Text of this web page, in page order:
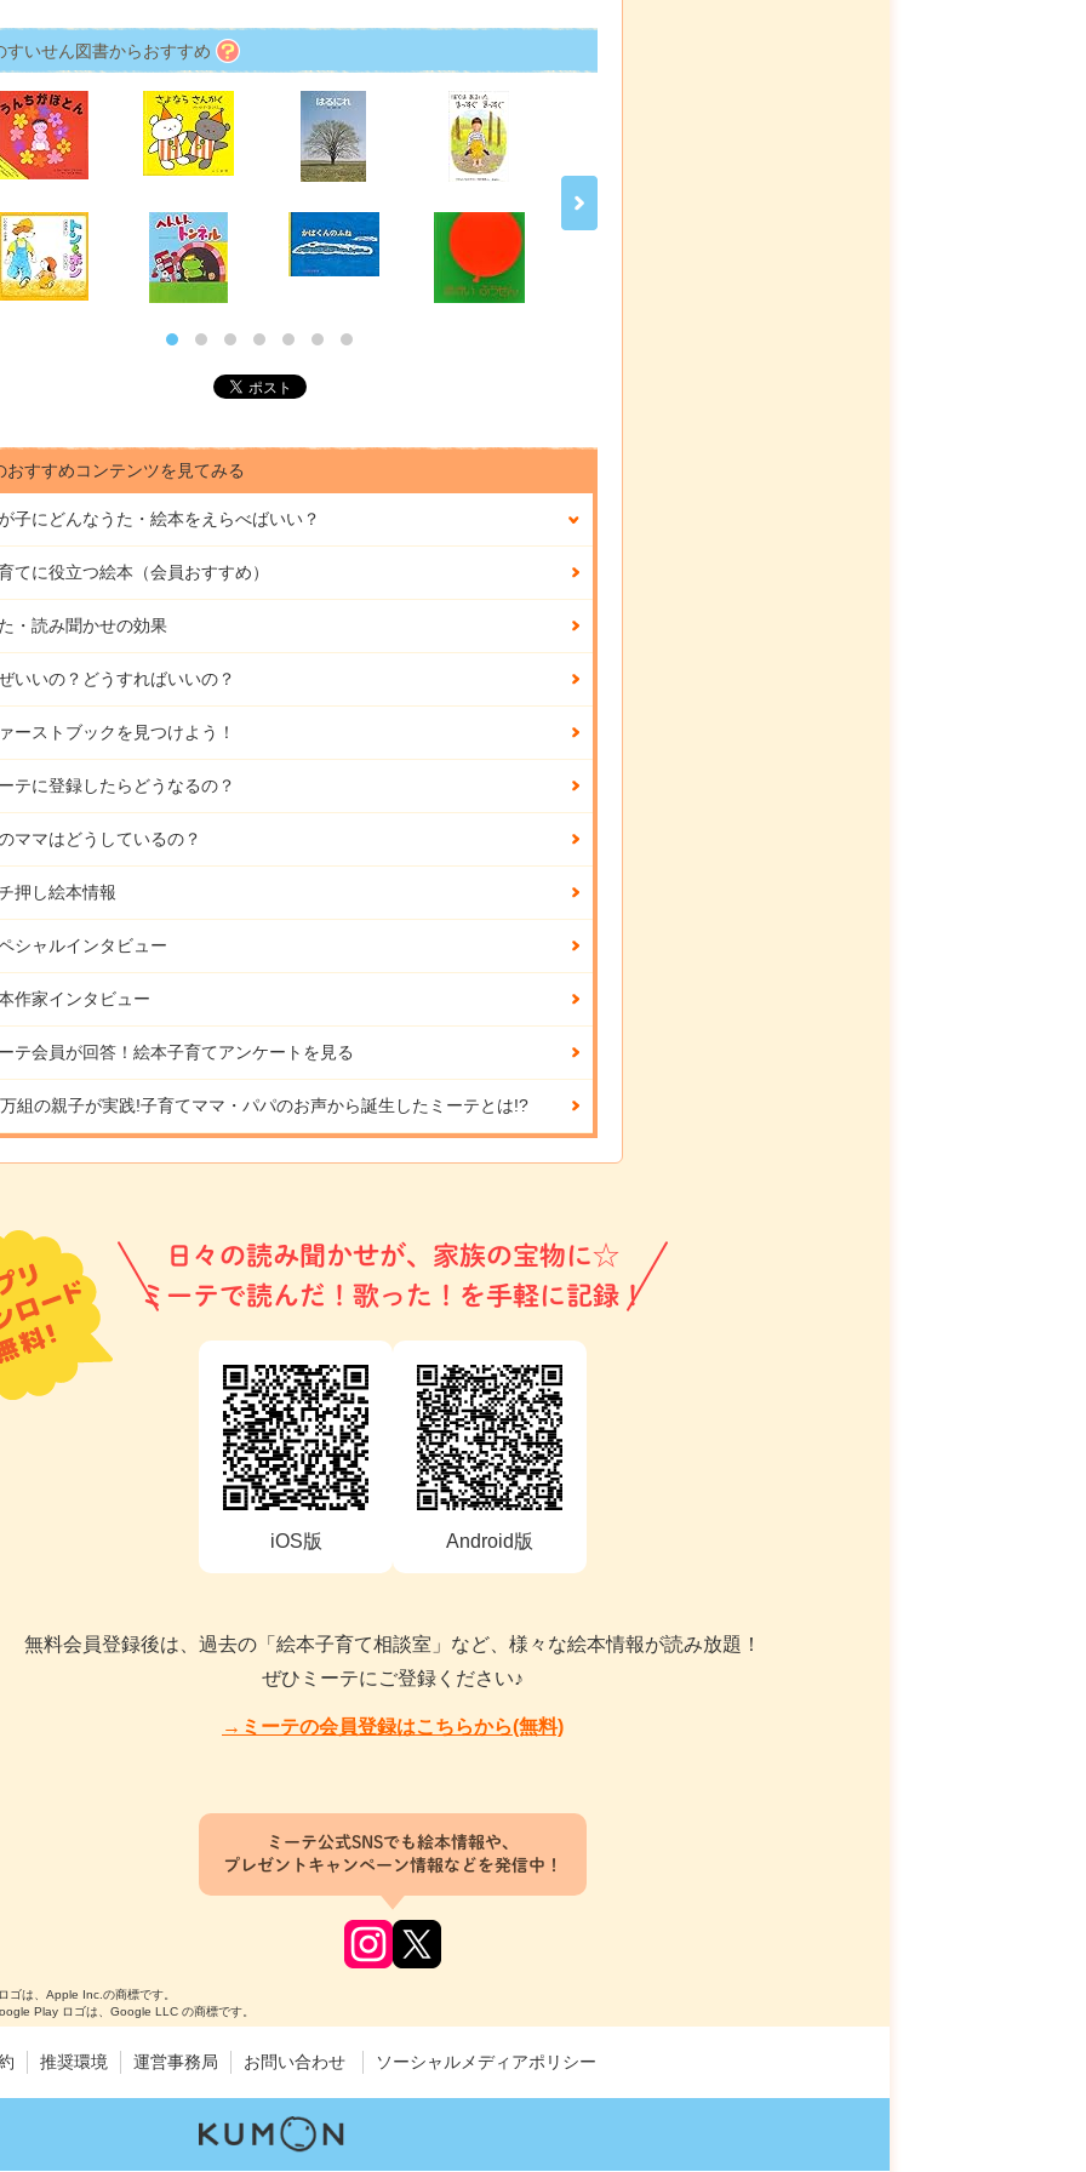
すいせん図書からおすすめ
おすすめコンテンツを見てみる
子にどんなうた・絵本をえらべばいい？
てに役立つ絵本（会員おすすめ）
・読み聞かせの効果
いいの？どうすればいいの？
ーストブックを見つけよう！
テに登録したらどうなるの？
ママはどうしているの？
押し絵本情報
シャルインタビュー
作家インタビュー
テ会員が回答！ 絵本子育てアンケートを見る
組の親子が実践!子育てママ・パパのお声から誕生したミーテとは!?
日々の読み聞かせが、家族の宝物に☆
ミーテで読んだ！歌った！を手軽に記録！
iOS版 Android版
無料会員登録後は、過去の「絵本子育て相談室」など、様々な絵本情報が読み放題！
ぜひミーテにご登録ください♪
→ミーテの会員登録はこちらから(無料)
ミーテ公式SNSでも絵本情報や、
プレゼントキャンペーン情報などを発信中！
は、Apple Inc.の商標です。
Play ロゴは、Google LLC の商標です。
推奨環境 運営事務局 お問い合わせ ソーシャルメディアポリシー